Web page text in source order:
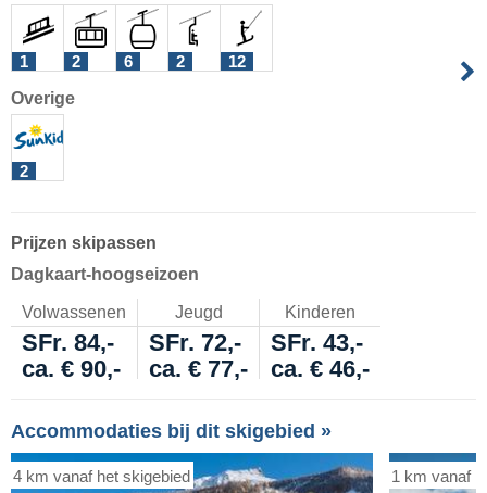
1 2 6 2 12
Overige
2
Prijzen skipassen
Dagkaart-hoogseizoen
Volwassenen Jeugd Kinderen
SFr. 84,- SFr. 72,-
SFr. 43,-
ca. € 90,-
ca. € 77,- ca. € 46,-
Accommodaties bij dit skigebied »
4 km vanaf het skigebied 1 km vanaf